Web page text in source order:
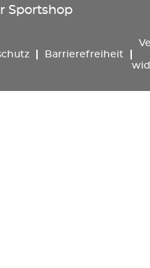
Sportshop
Barrierefreiheit